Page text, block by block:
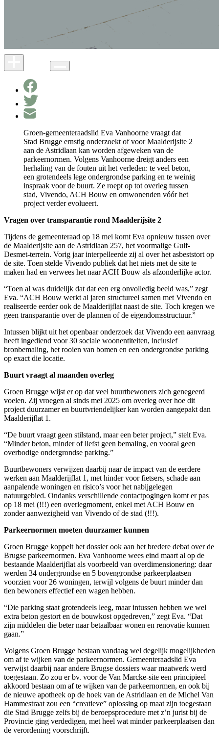
Groen-gemeenteraadslid Eva Vanhoorne vraagt dat
Stad Brugge ernstig onderzoekt of voor Maalderijsite 2
aan de Astridlaan kan worden afgeweken van de
parkeernormen. Volgens Vanhoorne dreigt anders een
herhaling van de fouten uit het verleden: te veel beton,
een grotendeels lege ondergrondse parking en te weinig
inspraak voor de buurt. Ze roept op tot overleg tussen
stad, Vivendo, ACH Bouw en omwonenden vóór het
project verder evolueert.
Vragen over transparantie rond Maalderijsite 2
Tijdens de gemeenteraad op 18 mei komt Eva opnieuw tussen over
de Maalderijsite aan de Astridlaan 257, het voormalige Gulf-
Desmet-terrein. Vorig jaar interpelleerde zij al over het asbeststort op
de site. Toen stelde Vivendo publiek dat het niets met de site te
maken had en verwees het naar ACH Bouw als afzonderlijke actor.
“Toen al was duidelijk dat dat een erg onvolledig beeld was,” zegt
Eva. “ACH Bouw werkt al jaren structureel samen met Vivendo en
realiseerde eerder ook de Maalderijflat naast de site. Toch kregen we
geen transparantie over de plannen of de eigendomsstructuur.”
Intussen blijkt uit het openbaar onderzoek dat Vivendo een aanvraag
heeft ingediend voor 30 sociale woonentiteiten, inclusief
bronbemaling, het rooien van bomen en een ondergrondse parking
op exact die locatie.
Buurt vraagt al maanden overleg
Groen Brugge wijst er op dat veel buurtbewoners zich genegeerd
voelen. Zij vroegen al sinds mei 2025 om overleg over hoe dit
project duurzamer en buurtvriendelijker kan worden aangepakt dan
Maalderijflat 1.
“De buurt vraagt geen stilstand, maar een beter project,” stelt Eva.
“Minder beton, minder of liefst geen bemaling, en vooral geen
overbodige ondergrondse parking.”
Buurtbewoners verwijzen daarbij naar de impact van de eerdere
werken aan Maalderijflat 1, met hinder voor fietsers, schade aan
aanpalende woningen en risico’s voor het nabijgelegen
natuurgebied. Ondanks verschillende contactpogingen komt er pas
op 18 mei (!!!) een overlegmoment, enkel met ACH Bouw en
zonder aanwezigheid van Vivendo of de stad (!!!).
Parkeernormen moeten duurzamer kunnen
Groen Brugge koppelt het dossier ook aan het bredere debat over de
Brugse parkeernormen. Eva Vanhoorne wees eind maart al op de
bestaande Maalderijflat als voorbeeld van overdimensionering: daar
werden 34 ondergrondse en 5 bovengrondse parkeerplaatsen
voorzien voor 26 woningen, terwijl volgens de buurt minder dan
tien bewoners effectief een wagen hebben.
“Die parking staat grotendeels leeg, maar intussen hebben we wel
extra beton gestort en de bouwkost opgedreven,” zegt Eva. “Dat
zijn middelen die beter naar betaalbaar wonen en renovatie kunnen
gaan.”
Volgens Groen Brugge bestaan vandaag wel degelijk mogelijkheden
om af te wijken van de parkeernormen. Gemeenteraadslid Eva
verwijst daarbij naar andere Brugse dossiers waar maatwerk werd
toegestaan. Zo zou er bv. voor de Van Marcke-site een principieel
akkoord bestaan om af te wijken van de parkeernormen, en ook bij
de nieuwe apotheek op de hoek van de Astridlaan en de Michel Van
Hammestraat zou een “creatieve” oplossing op maat zijn toegestaan
die Stad Brugge zelfs bij de beroepsprocedure met z’n jurist bij de
Provincie ging verdedigen, met heel wat minder parkeerplaatsen dan
de verordening voorschrijft.